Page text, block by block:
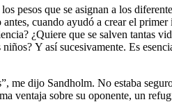
que se asignan a los
cuando ayudó a crear el
¿Quiere que se salven tantas
Y así sucesivamente. Es
dijo Sandholm. No estaba
ventaja sobre su oponente, un